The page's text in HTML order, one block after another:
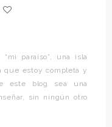
paraíso”, una isla
que estoy completa y
este blog sea una
sin ningún otro